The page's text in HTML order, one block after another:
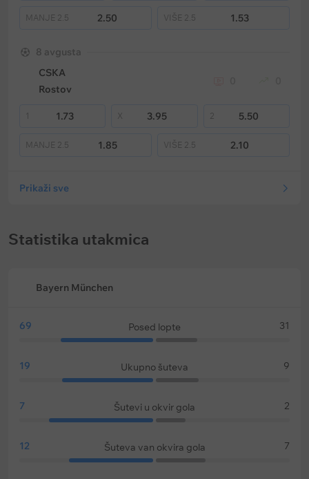
MANJE 2.5 2.50 VIŠE 2.5 1.53
8 avgusta
CSKA
Rostov
1 1.73 3.95 2 5.50
MANJE 2.5 1.85 VIŠE 2.5 2.10
Prikaži sve
Statistika utakmica
Bayern München
69 Posed lopte 31
19 Ukupno šuteva 9
7 Šutevi u okvir gola 2
12 Šuteva van okvira gola 7